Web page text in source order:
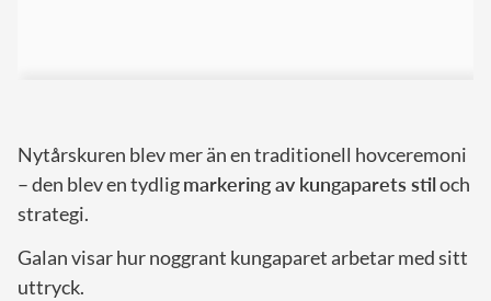
Nytårskuren blev mer än en traditionell hovceremoni
– den blev en tydligmarkering av kungaparets stiloch
strategi.
Galan visar hur noggrant kungaparet arbetar med sitt
uttryck.